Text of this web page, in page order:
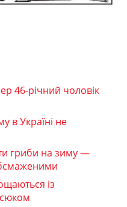
46-річний чоловік
в Україні не
гриби на зиму —
із